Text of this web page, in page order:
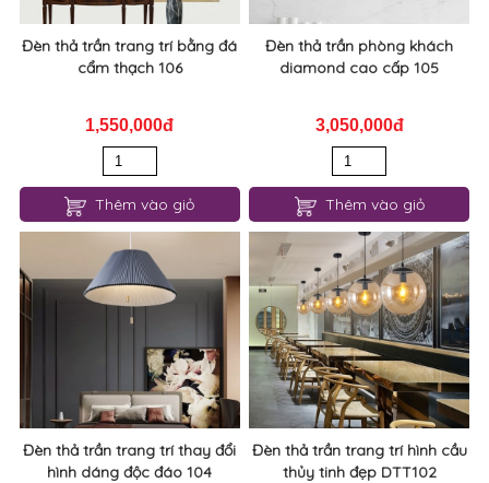
Đèn thả trần trang trí bằng đá
cẩm thạch 106
1,550,000đ
Thêm vào giỏ
Đèn thả trần phòng khách
diamond cao cấp 105
3,050,000đ
Thêm vào giỏ
Đèn thả trần trang trí thay đổi
hình dáng độc đáo 104
Đèn thả trần trang trí hình cầu
thủy tinh đẹp DTT102